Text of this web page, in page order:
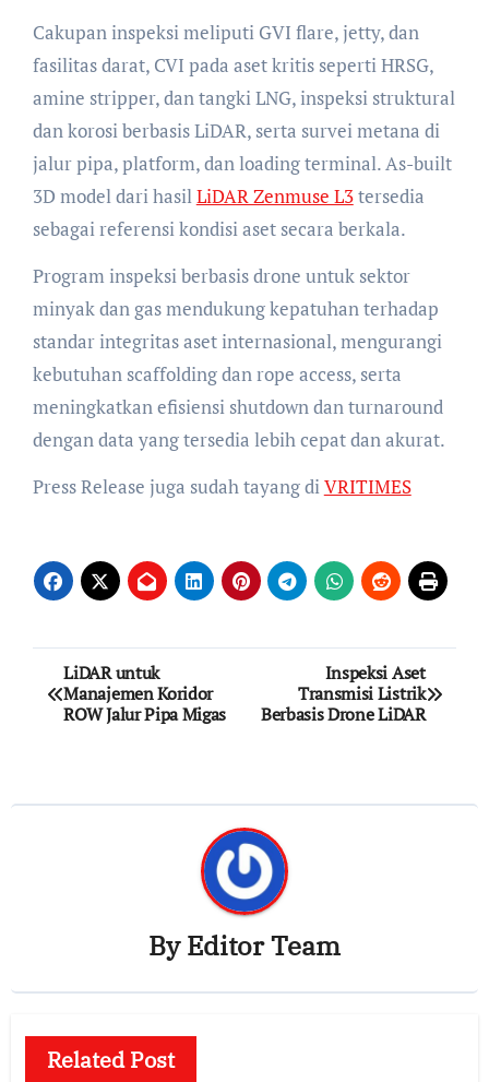
Cakupan inspeksi meliputi GVI flare, jetty, dan
fasilitas darat, CVI pada aset kritis seperti HRSG,
amine stripper, dan tangki LNG, inspeksi struktural
dan korosi berbasis LiDAR, serta survei metana di
jalur pipa, platform, dan loading terminal. As-built
3D model dari hasilLiDAR Zenmuse L3tersedia
sebagai referensi kondisi aset secara berkala.
Program inspeksi berbasis drone untuk sektor
minyak dan gas mendukung kepatuhan terhadap
standar integritas aset internasional, mengurangi
kebutuhan scaffolding dan rope access, serta
meningkatkan efisiensi shutdown dan turnaround
dengan data yang tersedia lebih cepat dan akurat.
Press Release juga sudah tayang diVRITIMES
Post
navigation
LiDAR untuk
Manajemen Koridor
ROW Jalur Pipa Migas
Inspeksi Aset
Transmisi Listrik
Berbasis Drone LiDAR
ByEditor Team
Related Post